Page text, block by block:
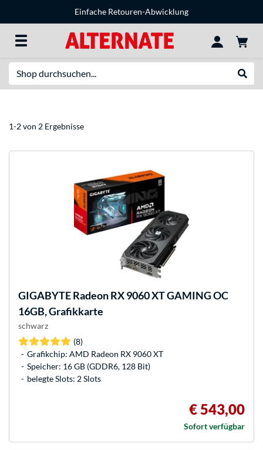
Einfache Retouren-Abwicklung
1-2 von 2 Ergebnisse
GIGABYTERadeon RX 9060 XT GAMING OC
16GB, Grafikkarte
schwarz
(8)
Grafikchip: AMD Radeon RX 9060 XT
Speicher: 16 GB (GDDR6, 128 Bit)
belegte Slots: 2 Slots
€ 543,00
Sofort verfügbar